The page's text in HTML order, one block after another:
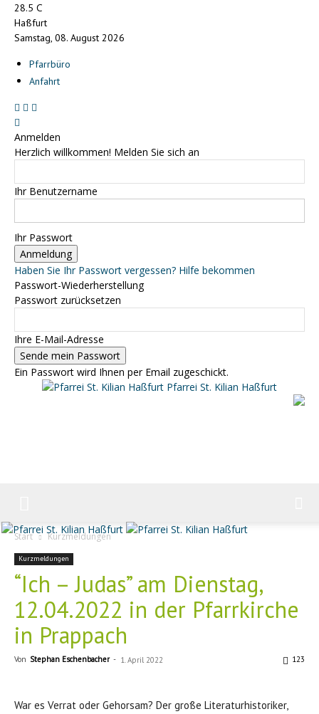
28.5 C
Haßfurt
Samstag, 08. August 2026
Pfarrbüro
Anfahrt
Anmelden
Herzlich willkommen! Melden Sie sich an
Ihr Benutzername
Ihr Passwort
Haben Sie Ihr Passwort vergessen? Hilfe bekommen
Passwort-Wiederherstellung
Passwort zurücksetzen
Ihre E-Mail-Adresse
Ein Passwort wird Ihnen per Email zugeschickt.
Pfarrei St. Kilian Haßfurt
Start Kurzmeldungen
Kurzmeldungen
“Ich – Judas” am Dienstag,
12.04.2022 in der Pfarrkirche
in Prappach
Von Stephan Eschenbacher - 1. April 2022 123
War es Verrat oder Gehorsam? Der große Literaturhistoriker,